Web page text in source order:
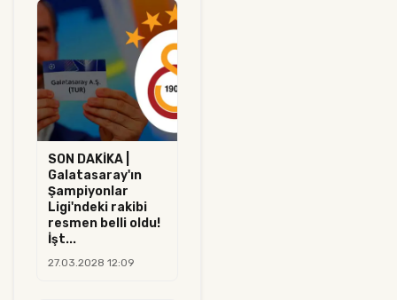
SON DAKİKA |
Galatasaray'ın
Şampiyonlar
Ligi'ndeki rakibi
resmen belli oldu!
İşt...
27.03.2028 12:09